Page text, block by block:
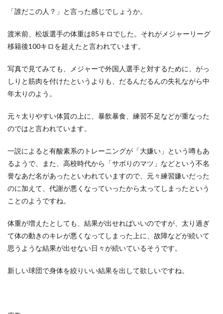
「誰だこの人？」と言った感じでしょうか。
渡米前、松坂選手の体重は85キロでした。それがメジャーリーグ
移籍後100キロを超えたと言われています。
写真で見てみても、メジャーで外国人選手と対するために、がっ
しりと筋肉を付けたというよりも、だるんだるんの失礼ながら中
年太りのよう。
元々太りやすい体質の上に、暴飲暴食、練習不足などが重なった
のではと言われています。
一説によると有酸素系のトレーニングが「大嫌い」という噂もあ
るようで、また、高校時代から「サボりのマツ」などという不名
誉なあだ名があったといわれていますので、元々練習嫌いだった
のに加えて、代謝が悪くなっていったから太ってしまったという
ことのようですね。
体重が増えたとしても、結果が出せればいいのですが、太り過ぎ
て体の動きのキレが悪くなってしまった上に、故障などが続いて
思うような結果が出せない日々が続いているそうです。
新しい球団で身体を絞りいい結果を出して欲しいですね。